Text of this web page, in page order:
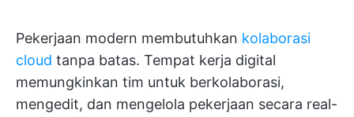
Pekerjaan modern membutuhkan kolaborasi
cloud tanpa batas. Tempat kerja digital
memungkinkan tim untuk berkolaborasi,
mengedit, dan mengelola pekerjaan secara real-